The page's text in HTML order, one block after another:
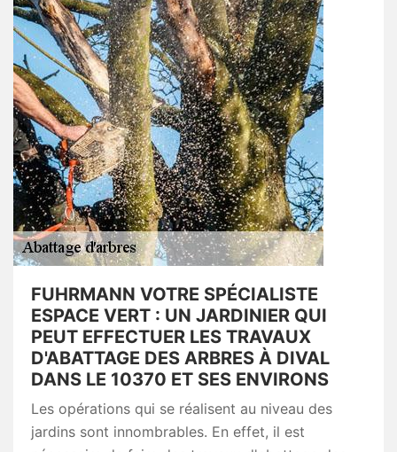
FUHRMANN VOTRE SPÉCIALISTE
ESPACE VERT : UN JARDINIER QUI
PEUT EFFECTUER LES TRAVAUX
D'ABATTAGE DES ARBRES À DIVAL
DANS LE 10370 ET SES ENVIRONS
Les opérations qui se réalisent au niveau des
jardins sont innombrables. En effet, il est